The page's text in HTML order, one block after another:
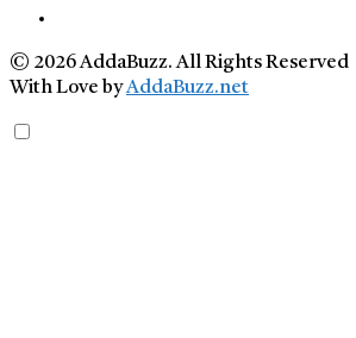
© 2026 AddaBuzz. All Rights Reserved
With Love byAddaBuzz.net